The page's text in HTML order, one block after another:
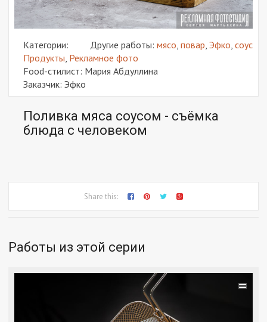
Другие работы: мясо повар Эфко соус
Категории:
Продукты Рекламное фото
Food-стилист: Мария Абдуллина
Заказчик: Эфко
Поливка мяса соусом - съёмка
блюда с человеком
Share this:
Работы из этой серии
=